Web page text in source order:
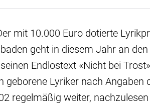
mit 10.000 Euro dotierte
geht in diesem Jahr an
Endlostext «Nicht bei
geborene Lyriker nach
regelmäßig weiter,